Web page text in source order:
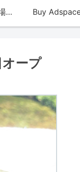
子どもと行ける遊び場・お店 Buy
ープ